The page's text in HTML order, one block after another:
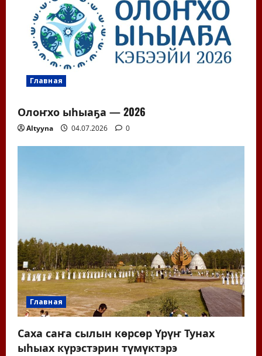
Главная
Олоҥхо ыһыаҕа — 2026
Altyyna 04.07.2026 0
Главная
Саха саҥа сылын көрсөр Үрүҥ Тунах
ыһыах күрэстэрин түмүктэрэ